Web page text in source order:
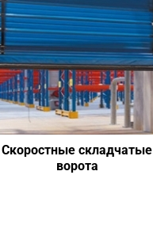
Скоростные складчатые
ворота